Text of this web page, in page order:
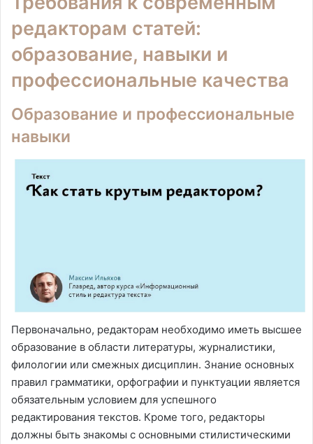
редакторам статей:
образование, навыки и
профессиональные качества
Образование и профессиональные
навыки
Первоначально, редакторам необходимо иметь высшее
образование в области литературы, журналистики,
филологии или смежных дисциплин. Знание основных
правил грамматики, орфографии и пунктуации является
обязательным условием для успешного
редактирования текстов. Кроме того, редакторы
должны быть знакомы с основными стилистическими